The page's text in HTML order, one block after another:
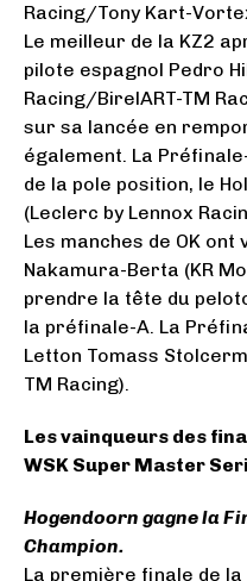
Racing/Tony Kart-
Le meilleur de la KZ2
pilote espagnol Pedro
Racing/BirelART-TM
sur sa lancée en
également. La
de la pole position, le
(Leclerc by Lennox
Les manches de OK ont
Nakamura-Berta (KR
prendre la tête du
la préfinale-A. La
Letton Tomass
TM Racing).
Les vainqueurs des
WSK Super Master
Hogendoorn gagne la
Champion.
La première finale de